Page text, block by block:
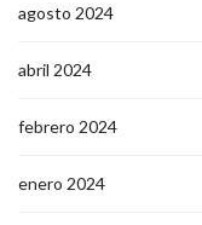
agosto 2024
abril 2024
febrero 2024
enero 2024